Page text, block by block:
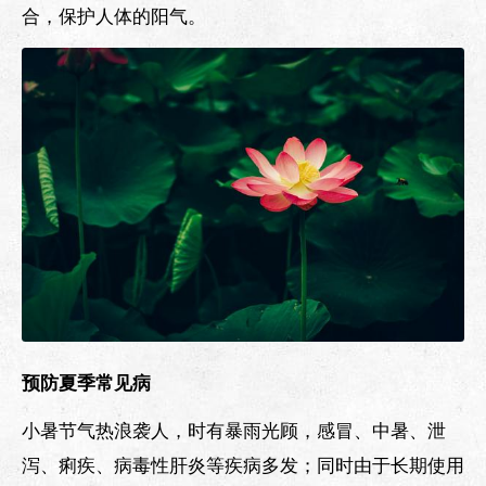
合，保护人体的阳气。
预防夏季常见病
小暑节气热浪袭人，时有暴雨光顾，感冒、中暑、泄
泻、痢疾、病毒性肝炎等疾病多发；同时由于长期使用